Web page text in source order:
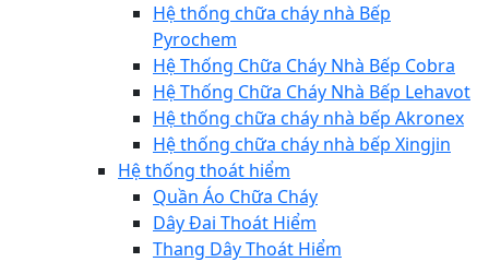
Hệ thống chữa cháy nhà Bếp
Pyrochem
Hệ Thống Chữa Cháy Nhà Bếp Cobra
Hệ Thống Chữa Cháy Nhà Bếp Lehavot
Hệ thống chữa cháy nhà bếp Akronex
Hệ thống chữa cháy nhà bếp Xingjin
Hệ thống thoát hiểm
Quần Áo Chữa Cháy
Dây Đai Thoát Hiểm
Thang Dây Thoát Hiểm